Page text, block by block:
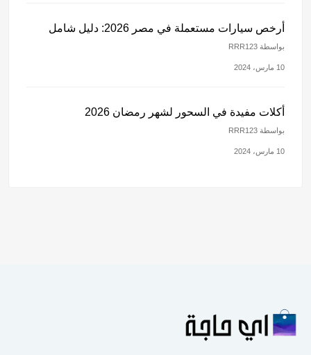
أرخص سيارات مستعملة في مصر 2026: دليل شامل
بواسطة RRR123
10 مارس، 2024
أكلات مفيدة في السحور لشهر رمضان 2026
بواسطة RRR123
10 مارس، 2024